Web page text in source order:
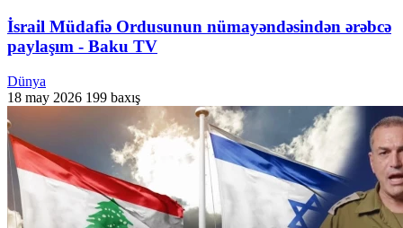
İsrail Müdafiə Ordusunun nümayəndəsindən ərəbcə
paylaşım - Baku TV
Dünya
18 may 2026 199 baxış